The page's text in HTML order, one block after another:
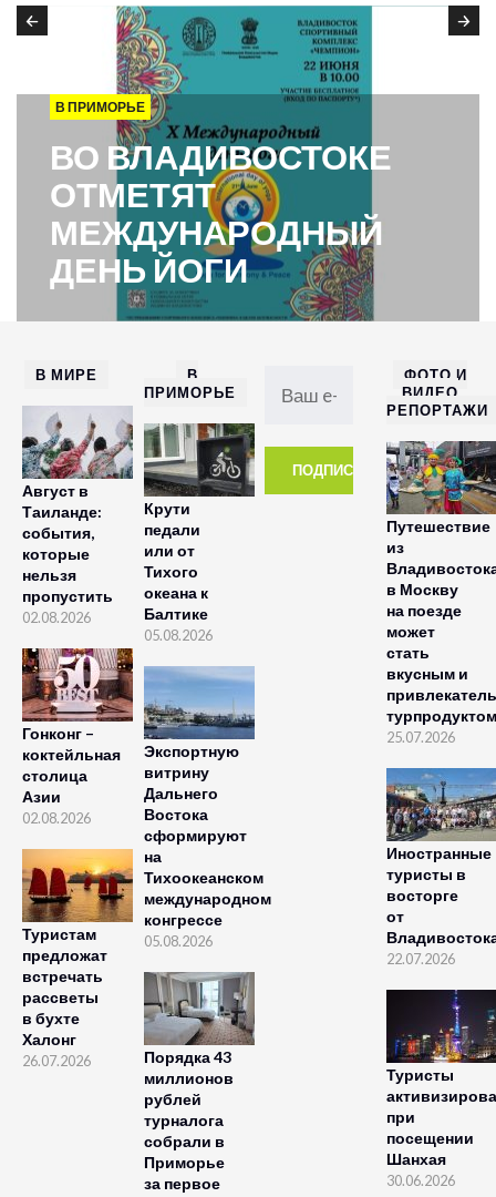
В ПРИМОРЬЕ
ВО ВЛАДИВОСТОКЕ
ОТМЕТЯТ
МЕЖДУНАРОДНЫЙ
ДЕНЬ ЙОГИ
В МИРЕ
Август в
Таиланде:
события,
которые
нельзя
пропустить
02.08.2026
Гонконг –
коктейльная
столица
Азии
02.08.2026
Туристам
предложат
встречать
рассветы
в бухте
Халонг
26.07.2026
В
ПРИМОРЬЕ
Крути
педали
или от
Тихого
океана к
Балтике
05.08.2026
Экспортную
витрину
Дальнего
Востока
сформируют
на
Тихоокеанском
международном
конгрессе
05.08.2026
Порядка 43
миллионов
рублей
турналога
собрали в
Приморье
за первое
ФОТО И
ВИДЕО
РЕПОРТАЖИ
Путешествие
из
в Москву
на поезде
может
стать
вкусным и
турпродуктом
25.07.2026
Иностранные
туристы в
восторге
от
22.07.2026
Туристы
при
посещении
Шанхая
30.06.2026